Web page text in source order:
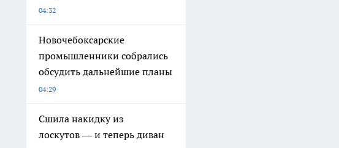
04:32
Новочебоксарские
промышленники собрались
обсудить дальнейшие планы
04:29
Сшила накидку из
лоскутов — и теперь диван